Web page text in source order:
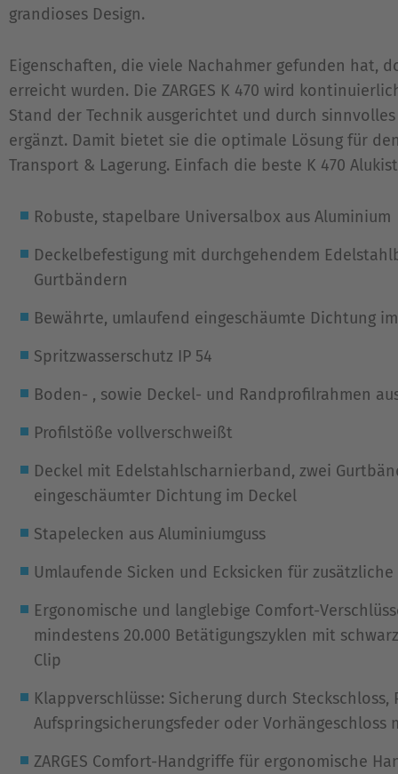
grandioses Design.
Eigenschaften, die viele Nachahmer gefunden hat,
erreicht wurden. Die ZARGES K 470 wird
Stand der Technik ausgerichtet und durch
ergänzt. Damit bietet sie die optimale Lösung für
Transport & Lagerung. Einfach die beste K 470
Robuste, stapelbare Universalbox aus Aluminium
Deckelbefestigung mit durchgehendem
Gurtbändern
Bewährte, umlaufend eingeschäumte Dichtung
Spritzwasserschutz IP 54
Boden- , sowie Deckel- und Randprofilrahmen
Profilstöße vollverschweißt
Deckel mit Edelstahlscharnierband, zwei
eingeschäumter Dichtung im Deckel
Stapelecken aus Aluminiumguss
Umlaufende Sicken und Ecksicken für
Ergonomische und langlebige Comfort-
mindestens 20.000 Betätigungszyklen mit
Clip
Klappverschlüsse: Sicherung durch Steckschloss,
Aufspringsicherungsfeder oder Vorhängeschloss
ZARGES Comfort-Handgriffe für ergonomische